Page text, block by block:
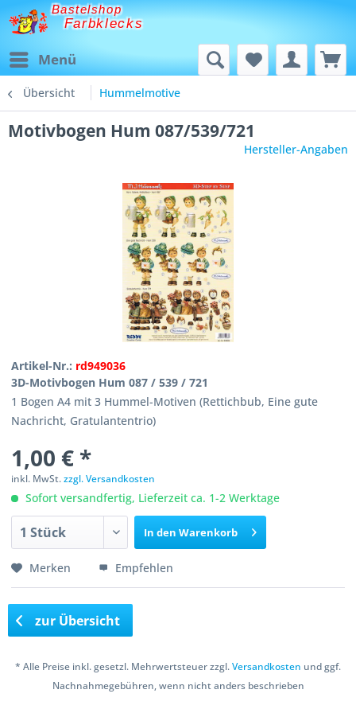
Bastelshop
Farbklecks
Menü
Übersicht Hummelmotive
Motivbogen Hum 087/539/721
Hersteller-Angaben
Artikel-Nr.: rd949036
3D-Motivbogen Hum 087 / 539 / 721
1 Bogen A4 mit 3 Hummel-Motiven (Rettichbub, Eine gute
Nachricht, Gratulantentrio)
1,00 € *
inkl. MwSt.zzgl. Versandkosten
Sofort versandfertig, Lieferzeit ca. 1-2 Werktage
In den Warenkorb
Merken Empfehlen
zur Übersicht
* Alle Preise inkl. gesetzl. Mehrwertsteuer zzgl.Versandkosten und ggf.
Nachnahmegebühren, wenn nicht anders beschrieben